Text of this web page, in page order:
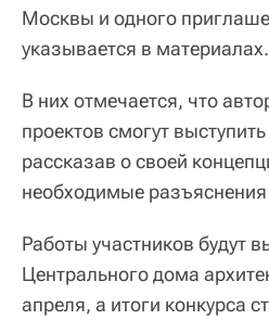
Москвы и одного
указывается в материалах.
В них отмечается, что
проектов смогут
рассказав о своей
необходимые разъяснения
Работы участников будут
Центрального дома
апреля, а итоги конкурса